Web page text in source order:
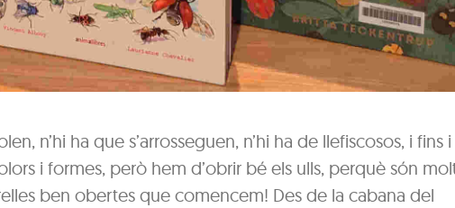
n’hi ha que s’arrosseguen, n’hi ha de llefiscosos, i fins i
i formes, però hem d’obrir bé els ulls, perquè són
ben obertes que comencem! Des de la cabana del